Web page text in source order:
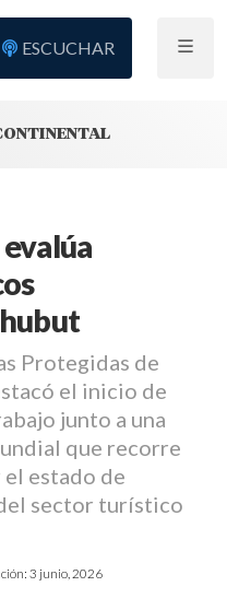
ESCUCHAR
Protegidas de
el inicio de
junto a una
que recorre
estado de
sector turístico
3 junio, 2026